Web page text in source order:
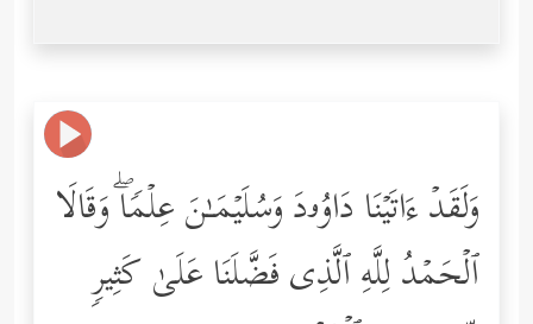
وَلَقَدۡ ءَاتَیۡنَا دَاوُۥدَ وَسُلَیۡمَـٰنَ عِلۡمࣰاۖ وَقَالَا
ٱلۡحَمۡدُ لِلَّهِ ٱلَّذِی فَضَّلَنَا عَلَىٰ كَثِیرࣲ